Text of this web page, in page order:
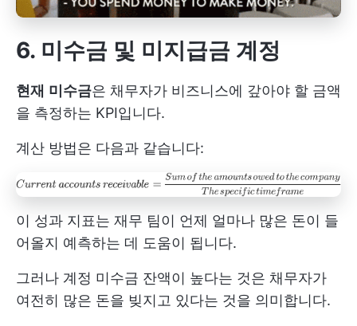
6. 미수금 및 미지급금 계정
현재 미수금은 채무자가 비즈니스에 갚아야 할 금액
을 측정하는 KPI입니다.
계산 방법은 다음과 같습니다:
이 성과 지표는 재무 팀이 언제 얼마나 많은 돈이 들
어올지 예측하는 데 도움이 됩니다.
그러나 계정 미수금 잔액이 높다는 것은 채무자가
여전히 많은 돈을 빚지고 있다는 것을 의미합니다.